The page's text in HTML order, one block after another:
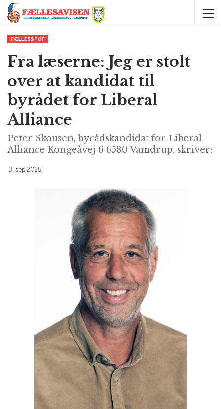
FÆLLESSTOF
Fra læserne: Jeg er stolt
over at kandidat til
byrådet for Liberal
Alliance
Peter Skousen, byrådskandidat for Liberal
Alliance Kongeåvej 6 6580 Vamdrup, skriver:
3. sep 2025